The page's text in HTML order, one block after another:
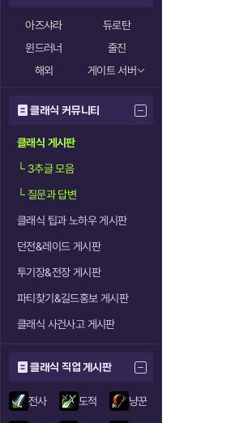
아즈샤라
듀로탄
윈드러너
줄진
해외
게이트 서버
클래식 커뮤니티
클래식 게시판
└3추글 모음
└질문과 답변
클래식 팁과 노하우 게시판
던전&레이드 게시판
투기장&전장 게시판
파티찾기&길드홍보 게시판
클래식 사건사고 게시판
클래식 직업 게시판
전사 도적 냥꾼